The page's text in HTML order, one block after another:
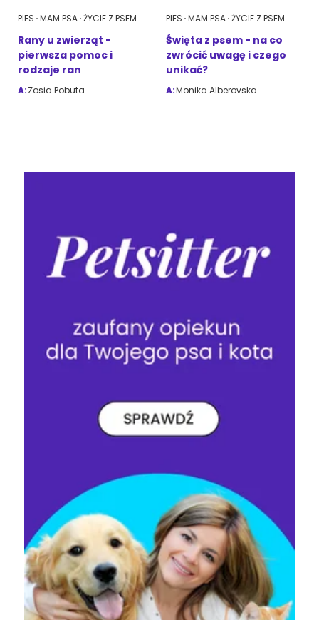
PIES MAM PSA ŻYCIE Z PSEM
Rany u zwierząt -
pierwsza pomoc i
rodzaje ran
A:Zosia Pobuta
PIES MAM PSA ŻYCIE Z PSEM
Święta z psem - na co
zwrócić uwagę i czego
unikać?
A:Monika Alberovska